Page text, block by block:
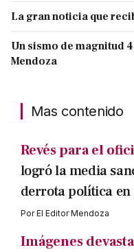
La gran noticia que
Un sismo de magnitud
Mendoza
Mas contenido
Revés para el
logró la media
derrota política en
PorEl Editor Mendoza
Imágenes